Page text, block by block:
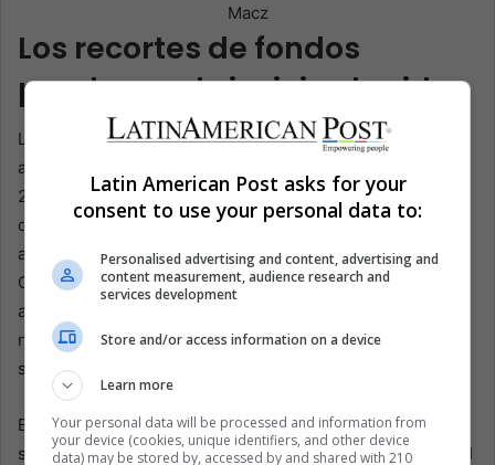
Macz
Los recortes de fondos
pueden reabrir viejas heridas
La directora ejecutiva de ONUSIDA, Winnie Byanyima,
advirtió que el mundo aún puede acabar con el sida para
2030, pero que sin acción se corre el riesgo de revertir
décadas de progreso arduamente conseguido. Su
advertencia pesa especialmente en América Latina y el
Caribe porque la región sabe lo que ocurre cuando la
atención internacional se va antes de que los sistemas
nacionales sean lo suficientemente fuertes para
sostenerse por sí mismos.
El financiamiento es la arquitectura silenciosa de la
supervivencia. ONUSIDA dice que los recursos para el VIH
Latin American Post asks for your
consent to use your personal data to:
Personalised advertising and content, advertising and
content measurement, audience research and
services development
Store and/or access information on a device
Learn more
Your personal data will be processed and information from
your device (cookies, unique identifiers, and other device
data) may be stored by, accessed by and shared with 210